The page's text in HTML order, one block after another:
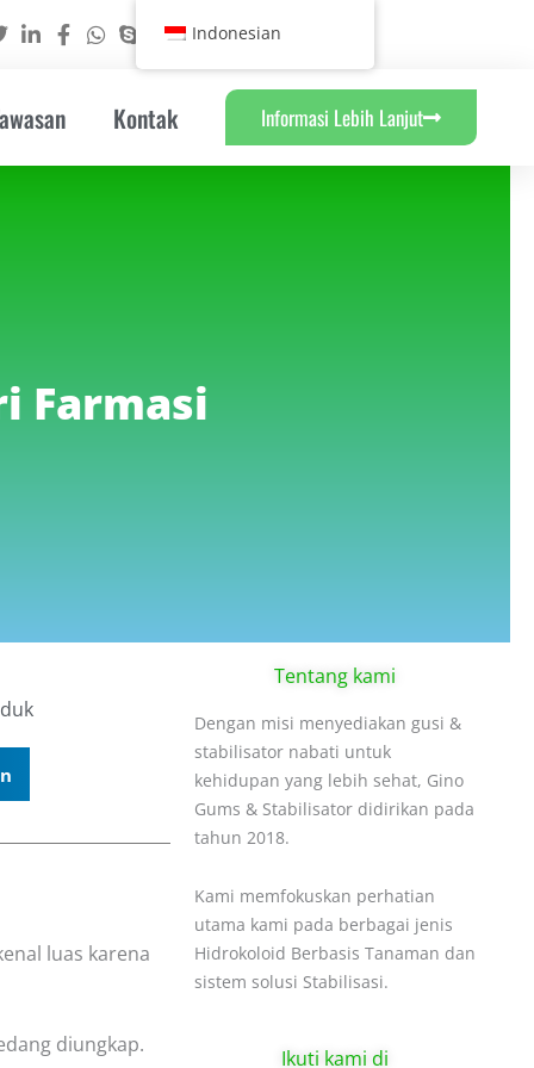
Kontak Informasi Lebih Lanjut
Farmasi
luas karena
diungkap.
Tentang kami
Dengan misi menyediakan gusi &
stabilisator nabati untuk
kehidupan yang lebih sehat, Gino
Gums & Stabilisator didirikan pada
tahun 2018.
Kami memfokuskan perhatian
utama kami pada berbagai jenis
Hidrokoloid Berbasis Tanaman dan
sistem solusi Stabilisasi.
Ikuti kami di
Indonesian